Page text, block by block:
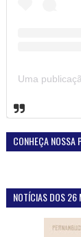
CONHEÇA NOSSA
NOTÍCIAS DOS 26